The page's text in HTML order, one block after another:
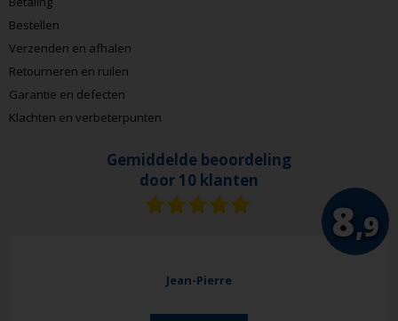
Bestellen
Verzenden en afhalen
Retourneren en ruilen
Garantie en defecten
Klachten en verbeterpunten
Gemiddelde beoordeling
door 10 klanten
8,9
Jean-Pierre